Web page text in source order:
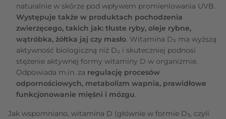
naturalnie w skórze pod wpływem promieniowania UVB.
Występuje także w produktach pochodzenia
zwierzęcego, takich jak: tłuste ryby, oleje rybne,
wątróbka, żółtka jaj czy masło. Witamina D₃ ma wyższą
aktywność biologiczną niż D₂ i skuteczniej podnosi
stężenie aktywnej formy witaminy D w organizmie.
Odpowiada m.in. za regulację procesów
odpornościowych, metabolizm wapnia, prawidłowe
funkcjonowanie mięśni i mózgu.
Jak wspomniano, witamina D (głównie w formie D₃, czyli